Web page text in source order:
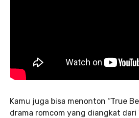
Kamu juga bisa menonton “True
drama romcom yang diangkat dari